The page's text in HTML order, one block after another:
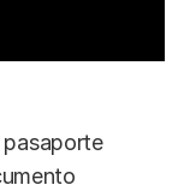
pasaporte